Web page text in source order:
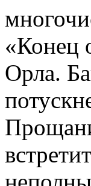
«Конец
Орла.